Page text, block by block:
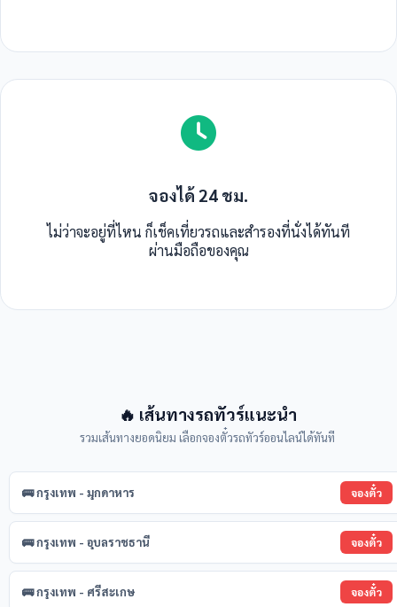
จองได้ 24 ชม.
ไม่ว่าจะอยู่ที่ไหน ก็เช็คเที่ยวรถและสำรองที่นั่งได้ทันที
ผ่านมือถือของคุณ
🔥 เส้นทางรถทัวร์แนะนำ
รวมเส้นทางยอดนิยม เลือกจองตั๋วรถทัวร์ออนไลน์ได้ทันที
🚌 กรุงเทพ - มุกดาหาร จองตั๋ว
🚌 กรุงเทพ - อุบลราชธานี จองตั๋ว
🚌 กรุงเทพ - ศรีสะเกษ จองตั๋ว